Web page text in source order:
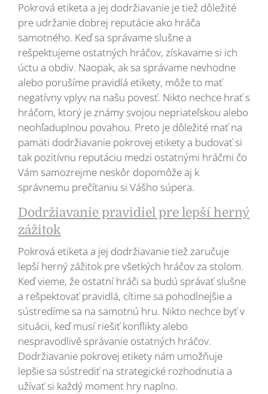
Pokrová etiketa a jej dodržiavanie je tiež dôležité
pre udržanie dobrej reputácie ako hráča
samotného. Keď sa správame slušne a
rešpektujeme ostatných hráčov, získavame si ich
úctu a obdiv. Naopak, ak sa správame nevhodne
alebo porušíme pravidlá etikety, môže to mať
negatívny vplyv na našu povesť. Nikto nechce hrať s
hráčom, ktorý je známy svojou nepriateľskou alebo
neohľaduplnou povahou. Preto je dôležité mať na
pamäti dodržiavanie pokrovej etikety a budovať si
tak pozitívnu reputáciu medzi ostatnými hráčmi čo
Vám samozrejme neskôr dopomôže aj k
správnemu prečítaniu si Vášho súpera.
Dodržiavanie pravidiel pre lepší herný
zážitok
Pokrová etiketa a jej dodržiavanie tiež zaručuje
lepší herný zážitok pre všetkých hráčov za stolom.
Keď vieme, že ostatní hráči sa budú správať slušne
a rešpektovať pravidlá, cítime sa pohodlnejšie a
sústredíme sa na samotnú hru. Nikto nechce byť v
situácii, keď musí riešiť konflikty alebo
nespravodlivé správanie ostatných hráčov.
Dodržiavanie pokrovej etikety nám umožňuje
lepšie sa sústrediť na strategické rozhodnutia a
užívať si každý moment hry naplno.